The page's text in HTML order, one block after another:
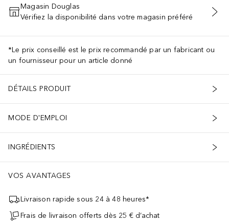
AJOUTER AU PANIER
Magasin Douglas
Vérifiez la disponibilité dans votre magasin préféré
*Le prix conseillé est le prix recommandé par un fabricant ou
un fournisseur pour un article donné
DÉTAILS PRODUIT
MODE D'EMPLOI
INGRÉDIENTS
VOS AVANTAGES
Livraison rapide sous 24 à 48 heures*
Frais de livraison offerts dès 25 € d’achat